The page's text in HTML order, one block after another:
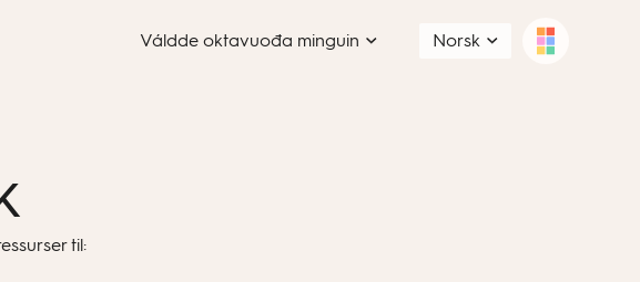
Váldde oktavuođa minguin Norsk
til: